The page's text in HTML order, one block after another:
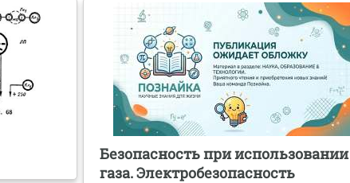
Безопасность при использовании
газа. Электробезопасность